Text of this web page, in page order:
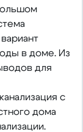
в доме. Из
для
с
дома